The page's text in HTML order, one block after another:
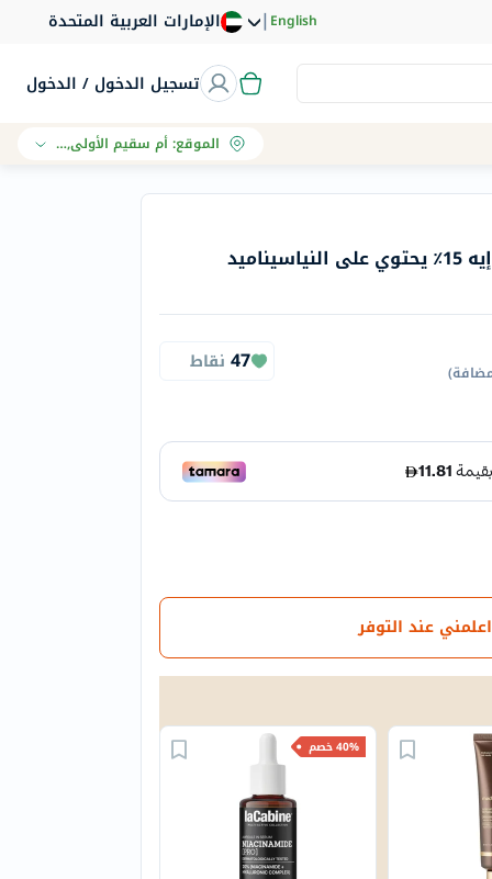
الإمارات العربية المتحدة |English
تسجيل الدخول / الدخول
الموقع:أم سقيم الأولى, دبي
سيروم ميديكوب تي إكس إيه 15٪ يحتوي على النياسيناميد
)
47 نقاط
اعلمني عند التوفر
40% خصم